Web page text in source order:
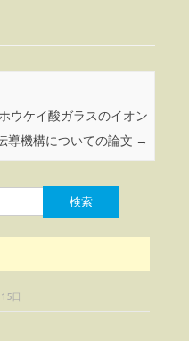
ホウケイ酸ガラスのイオン
導機構についての論文 →
日